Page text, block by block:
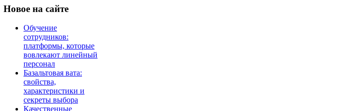
Новое на сайте
Обучение
сотрудников:
платформы, которые
вовлекают линейный
персонал
Базальтовая вата:
свойства,
характеристики и
секреты выбора
Качественные